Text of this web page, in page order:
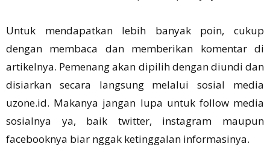
Untuk mendapatkan lebih banyak poin, cukup
dengan membaca dan memberikan komentar di
artikelnya. Pemenang akan dipilih dengan diundi dan
disiarkan secara langsung melalui sosial media
uzone.id. Makanya jangan lupa untuk follow media
sosialnya ya, baik twitter, instagram maupun
facebooknya biar nggak ketinggalan informasinya.